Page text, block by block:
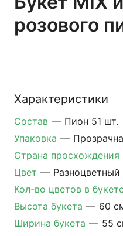
розового
Характеристики
Состав — Пион 51 шт.
Упаковка —
Страна просхождения
Цвет — Разноцветный
Кол-во цветов в
Высота букета — 60
Ширина букета — 55